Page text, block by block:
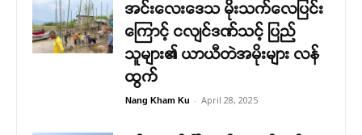
အင်းလေးဒေသ မိုးသက်လေပြင်း
ကြောင့် ငလျင်ဒဏ်သင့် ပြည်
သူများ၏ ယာယီတဲအမိုးများ လန်
ထွက်
Nang Kham Ku - April 28, 2025